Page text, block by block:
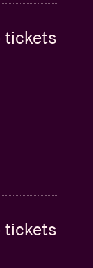
tickets
tickets